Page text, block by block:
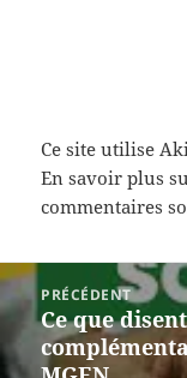
Ce site utilise
En savoir plus
commentaires
Navigation
de
l’article
PRÉCÉDENT
Article
précédent :
Ce que